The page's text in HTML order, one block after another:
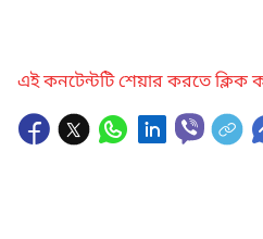
এই কনটেন্টটি শেয়ার করতে ক্লিক